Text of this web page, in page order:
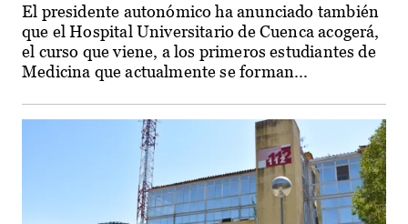
El presidente autonómico ha anunciado también
que el Hospital Universitario de Cuenca acogerá,
el curso que viene, a los primeros estudiantes de
Medicina que actualmente se forman...